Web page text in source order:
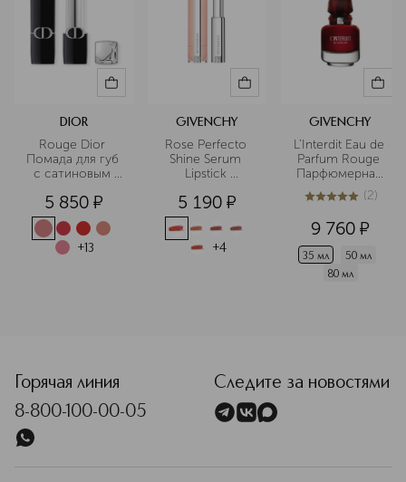
DIOR
Rouge Dior
Помада для губ
с сатиновым
5 850 ¤
+13
GIVENCHY
Rose Perfecto
Shine Serum
Lipstick
помада-
сыворотка для
сияния губ
5 190 ¤
+4
GIVENCHY
L’Interdit Eau de
Parfum Rouge
Парфюмерная
вода
5из 52 (2)
9 760 ¤
35 мл
50 мл
80 мл
Горячая линия
8-800-100-00-05
Следите за новостями